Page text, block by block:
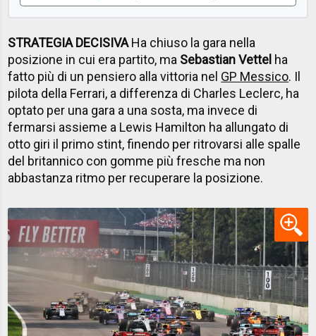
STRATEGIA DECISIVAHa chiuso la gara nella
posizione in cui era partito, ma Sebastian Vettel ha
fatto più di un pensiero alla vittoria nel GP Messico. Il
pilota della Ferrari, a differenza di Charles Leclerc, ha
optato per una gara a una sosta, ma invece di
fermarsi assieme a Lewis Hamilton ha allungato di
otto giri il primo stint, finendo per ritrovarsi alle spalle
del britannico con gomme più fresche ma non
abbastanza ritmo per recuperare la posizione.